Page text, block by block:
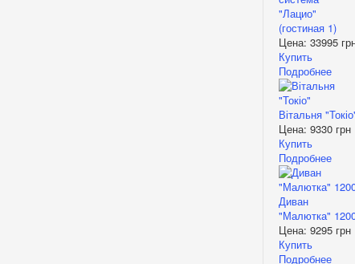
"Лацио"
(гостиная 1)
Цена: 33995
Купить
Подробнее
Вітальня
Цена: 9330 грн
Купить
Подробнее
Диван
"Малютка"
Цена: 9295 грн
Купить
Подробнее